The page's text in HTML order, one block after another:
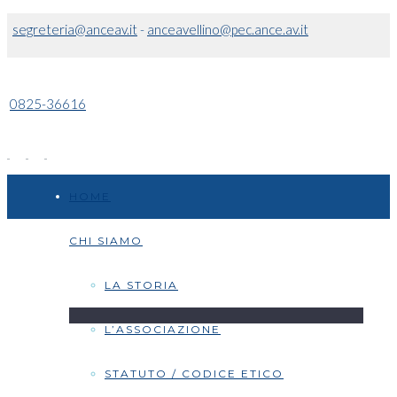
segreteria@anceav.it- anceavellino@pec.ance.av.it
0825-36616
CHI SIAMO
LA STORIA
L’ASSOCIAZIONE
STATUTO / CODICE ETICO